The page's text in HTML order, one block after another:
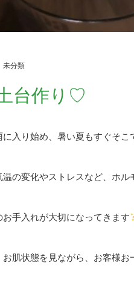
未分類
台作り♡
に入り始め、暑い夏もすぐそこ
温の変化やストレスなど、ホ
お手入れが大切になってきます
お肌状態を見ながら、お客様